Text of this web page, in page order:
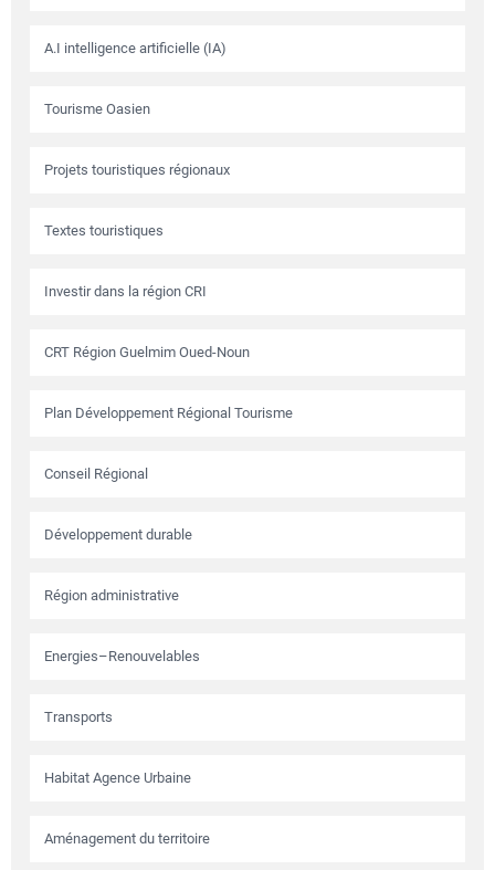
A.I intelligence artificielle (IA)
Tourisme Oasien
Projets touristiques régionaux
Textes touristiques
Investir dans la région CRI
CRT Région Guelmim Oued-Noun
Plan Développement Régional Tourisme
Conseil Régional
Développement durable
Région administrative
Energies–Renouvelables
Transports
Habitat Agence Urbaine
Aménagement du territoire